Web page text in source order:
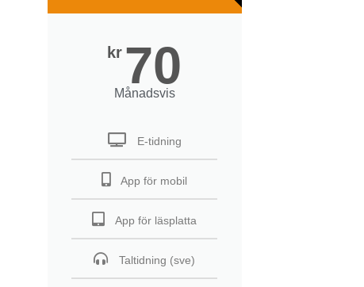
kr 70
Månadsvis
E-tidning
App för mobil
App för läsplatta
Taltidning (sve)